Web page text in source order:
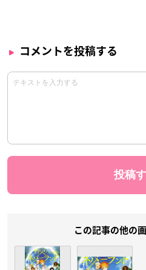
コメントを投稿する
この記事の他の